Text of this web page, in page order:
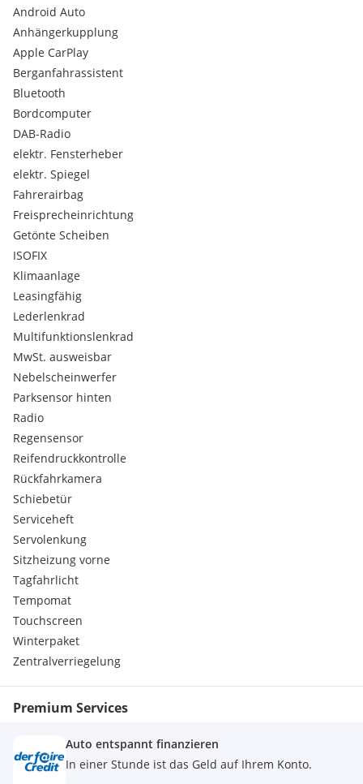
Android Auto
Anhängerkupplung
Apple CarPlay
Berganfahrassistent
Bluetooth
Bordcomputer
DAB-Radio
elektr. Fensterheber
elektr. Spiegel
Fahrerairbag
Freisprecheinrichtung
Getönte Scheiben
ISOFIX
Klimaanlage
Leasingfähig
Lederlenkrad
Multifunktionslenkrad
MwSt. ausweisbar
Nebelscheinwerfer
Parksensor hinten
Radio
Regensensor
Reifendruckkontrolle
Rückfahrkamera
Schiebetür
Serviceheft
Servolenkung
Sitzheizung vorne
Tagfahrlicht
Tempomat
Touchscreen
Winterpaket
Zentralverriegelung
Premium Services
Auto entspannt finanzieren
In einer Stunde ist das Geld auf Ihrem Konto.